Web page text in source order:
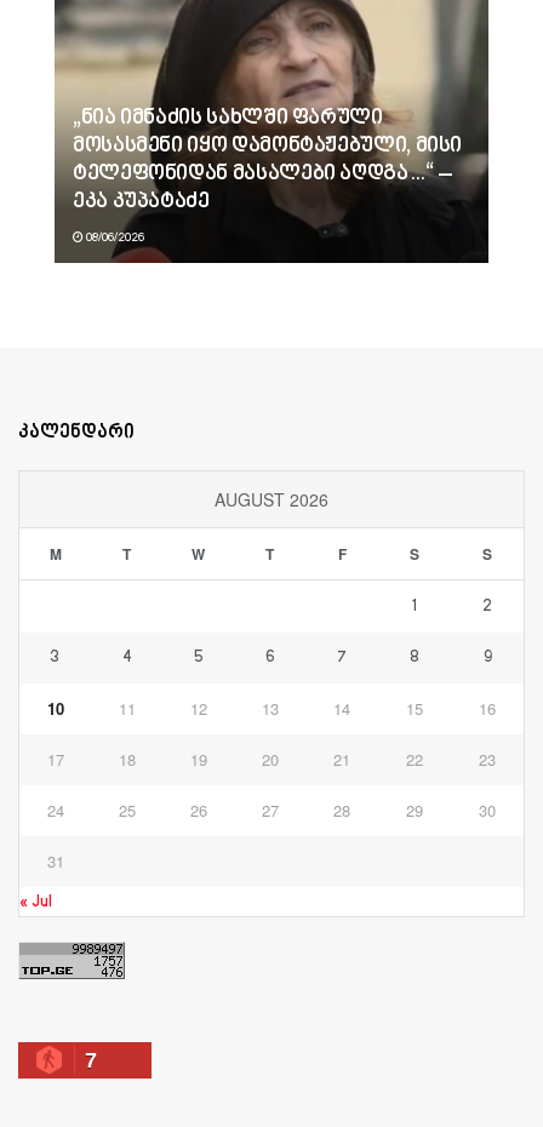
„ნია იმნაძის სახლში ფარული
მოსასმენი იყო დამონტაჟებული, მისი
ტელეფონიდან მასალები აღდგა…“ –
ეკა კუპატაძე
08/06/2026
კალენდარი
AUGUST 2026
M T W T F S S
1 2
3 4 5 6 7 8 9
10 11 12 13 14 15 16
17 18 19 20 21 22 23
24 25 26 27 28 29 30
31
« Jul
7